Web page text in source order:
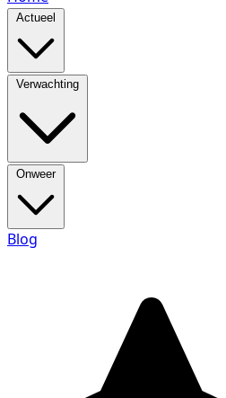
Actueel
Verwachting
Onweer
Blog